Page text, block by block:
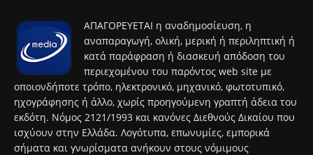
ΑΠΑΓΟΡΕΥΕΤΑΙ η αναδημοσίευση, η
αναπαραγωγή, ολική, μερική ή περιληπτική ή
κατά παράφραση ή διασκευή απόδοση του
περιεχομένου του παρόντος web site με
οποιονδήποτε τρόπο, ηλεκτρονικό, μηχανικό, φωτοτυπικό,
ηχογράφησης ή άλλο, χωρίς προηγούμενη γραπτή άδεια του
εκδότη. Νόμος 2121/1993 και κανόνες Διεθνούς Δικαίου που
ισχύουν στην Ελλάδα. Λογότυπα, επωνυμίες, εμπορικά
σήματα και γνωρίσματα ανήκουν στους νόμιμους